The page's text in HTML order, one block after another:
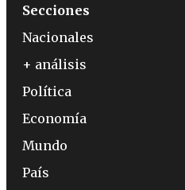
Secciones
Nacionales
+ análisis
Política
Economía
Mundo
País